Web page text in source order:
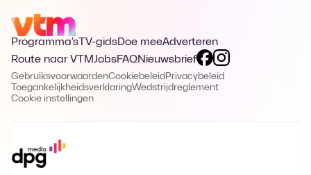
Programma's TV-gidsDoe meeAdverteren
Route naar VTMJobsFAQNieuwsbrief
GebruiksvoorwaardenCookiebeleid Privacybeleid
ToegankelijkheidsverklaringWedstrijdreglement
Cookie instellingen